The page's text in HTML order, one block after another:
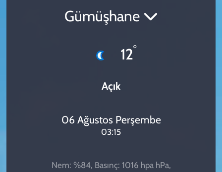
Gümüşhane
12°
Açık
06 Ağustos Perşembe
03:15
Nem: %84, Basınç: 1016 hpa hPa,
Haber Arşivi